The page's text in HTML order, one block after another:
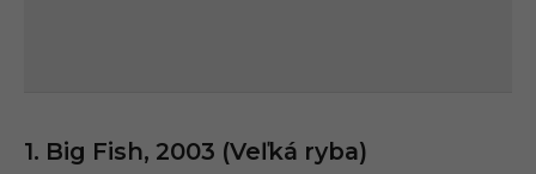
1. Big Fish, 2003 (Veľká ryba)